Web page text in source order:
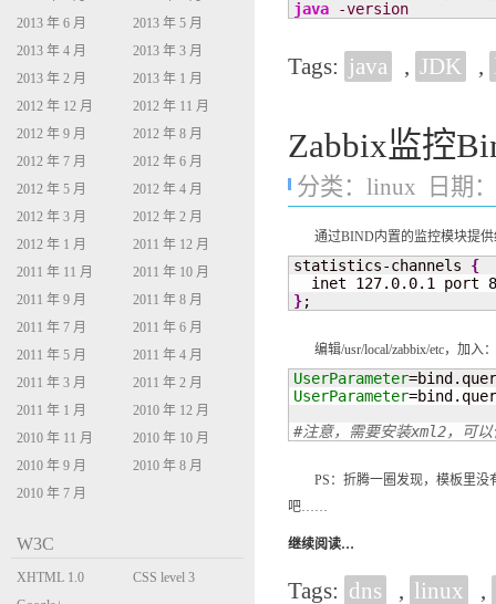
java
-version
Tags: java , JDK ,
Zabbix监控
分类： linux 日期
通过BIND内置的监控模块提供
statistics-channels {
  inet 127.0.0.1 port
};
编辑/usr/local/zabbix/etc，加入：
UserParameter
UserParameter
#注意，需要安装xml2，
PS：折腾一圈发现，模板里没有
吧……
继续阅读…
Tags: dns , linux ,
2013 年 6 月
2013 年 5 月
2013 年 4 月
2013 年 3 月
2013 年 2 月
2013 年 1 月
2012 年 12 月
2012 年 11 月
2012 年 9 月
2012 年 8 月
2012 年 7 月
2012 年 6 月
2012 年 5 月
2012 年 4 月
2012 年 3 月
2012 年 2 月
2012 年 1 月
2011 年 12 月
2011 年 11 月
2011 年 10 月
2011 年 9 月
2011 年 8 月
2011 年 7 月
2011 年 6 月
2011 年 5 月
2011 年 4 月
2011 年 3 月
2011 年 2 月
2011 年 1 月
2010 年 12 月
2010 年 11 月
2010 年 10 月
2010 年 9 月
2010 年 8 月
2010 年 7 月
W3C
XHTML 1.0
CSS level 3